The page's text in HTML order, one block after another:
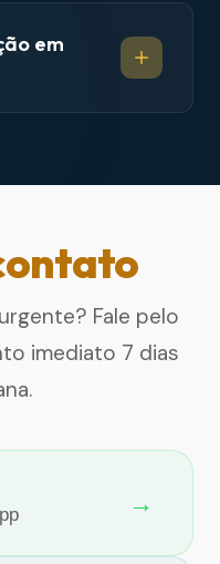
em
Fale pelo
imediato 7 dias
→